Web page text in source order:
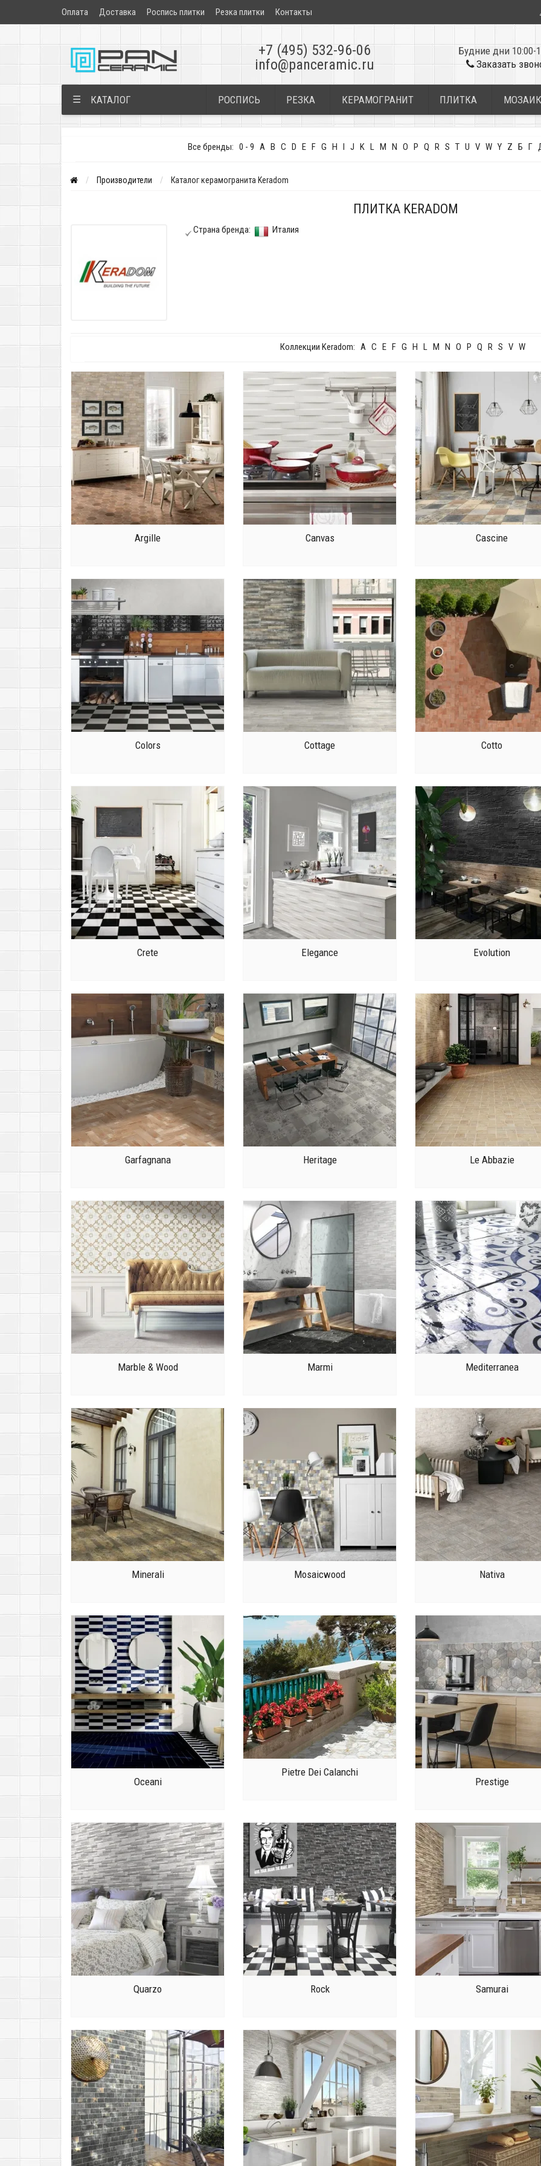
Оплата Доставка Роспись плитки Резка плитки Контакты
+7 (495) 532-96-06
info@panceramic.ru
Будние дни 10:00-
Заказать
☰ КАТАЛОГ РОСПИСЬ РЕЗКА КЕРАМОГРАНИТ ПЛИТКА
Все бренды: 0 - 9 A B C D E F G H I J K L M N O P Q R S T U V W Y Z Б Г
Производители Каталог керамогранита Keradom
ПЛИТКА KERADOM
Страна бренда: Италия
Коллекции Keradom: A C E F G H L M N O P Q R S V W
Argille Canvas Cascine
Colors Cottage Cotto
Crete Elegance Evolution
Garfagnana Heritage Le Abbazie
Marble & Wood Marmi Mediterranea
Minerali Mosaicwood Nativa
Oceani
Pietre Dei Calanchi
Prestige
Quarzo Rock Samurai